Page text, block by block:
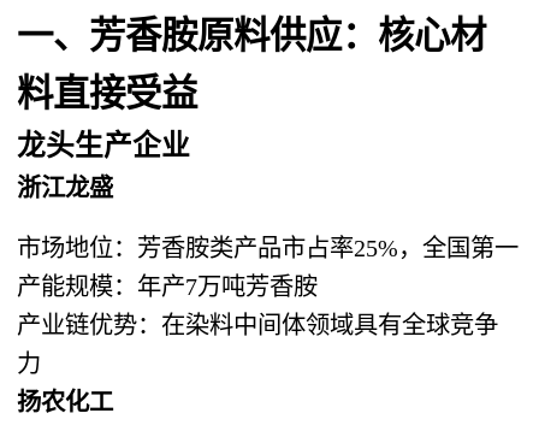
一、芳香胺原料供应：核心材
料直接受益
龙头生产企业
浙江龙盛
市场地位：芳香胺类产品市占率25%，全国第一
产能规模：年产7万吨芳香胺
产业链优势：在染料中间体领域具有全球竞争
力
扬农化工